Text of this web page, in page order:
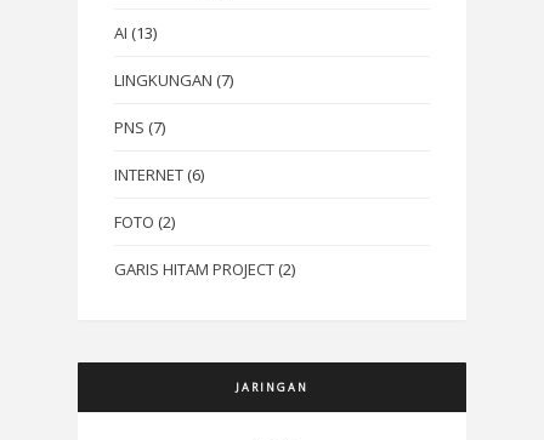
AI (13)
LINGKUNGAN (7)
PNS (7)
INTERNET (6)
FOTO (2)
GARIS HITAM PROJECT (2)
JARINGAN